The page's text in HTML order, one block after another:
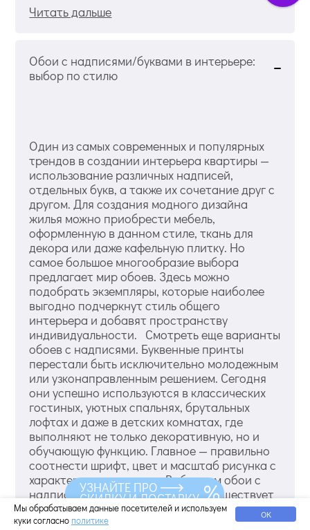
Читать дальше
Обои с надписями/буквами в интерьере:
выбор по стилю
Один из самых современных и популярных
трендов в создании интерьера квартиры —
использование различных надписей,
отдельных букв, а также их сочетание друг с
другом. Для создания модного дизайна
жилья можно приобрести мебель,
оформленную в данном стиле, ткань для
декора или даже кафельную плитку. Но
самое большое многообразие выбора
предлагает мир обоев. Здесь можно
подобрать экземпляры, которые наиболее
выгодно подчеркнут стиль общего
интерьера и добавят пространству
индивидуальности. Смотреть еще варианты
обоев с надписями. Буквенные принты
перестали быть исключительно молодежным
или узконаправленным решением. Сегодня
они успешно используются в классических
гостиных, уютных спальнях, брутальных
лофтах и даже в детских комнатах, где
выполняют не только декоративную, но и
обучающую функцию. Главное — правильно
соотнести шрифт, цвет и масштаб рисунка с
характером помещения. Выбираем обои с
надписями по стилю интерьера Существует
мнение, согласно которому...
Мы обрабатываем данные посетителей и используем
куки согласно политике ОК
УЗНАЙТЕ ПРО
СКИДКУ И ДОСТАВКУ